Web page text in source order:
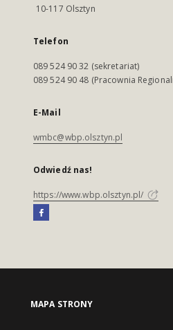
10-117 Olsztyn
Telefon
089 524 90 32 (sekretariat)
089 524 90 48 (Pracownia
E-Mail
wmbc@wbp.olsztyn.pl
Odwiedź nas!
https://www.wbp.olsztyn.pl/
MAPA STRONY